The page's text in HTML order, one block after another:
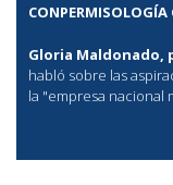
CONPERMISOLOGÍA
Gloria Maldonado,
habló sobre las
la "empresa nacional